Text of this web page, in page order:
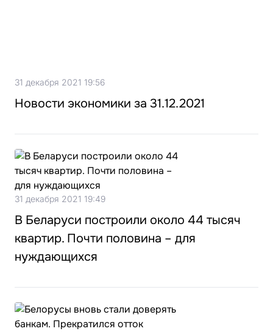
31 декабря 2021 19:56
Новости экономики за 31.12.2021
31 декабря 2021 19:49
В Беларуси построили около 44 тысяч
квартир. Почти половина – для
нуждающихся